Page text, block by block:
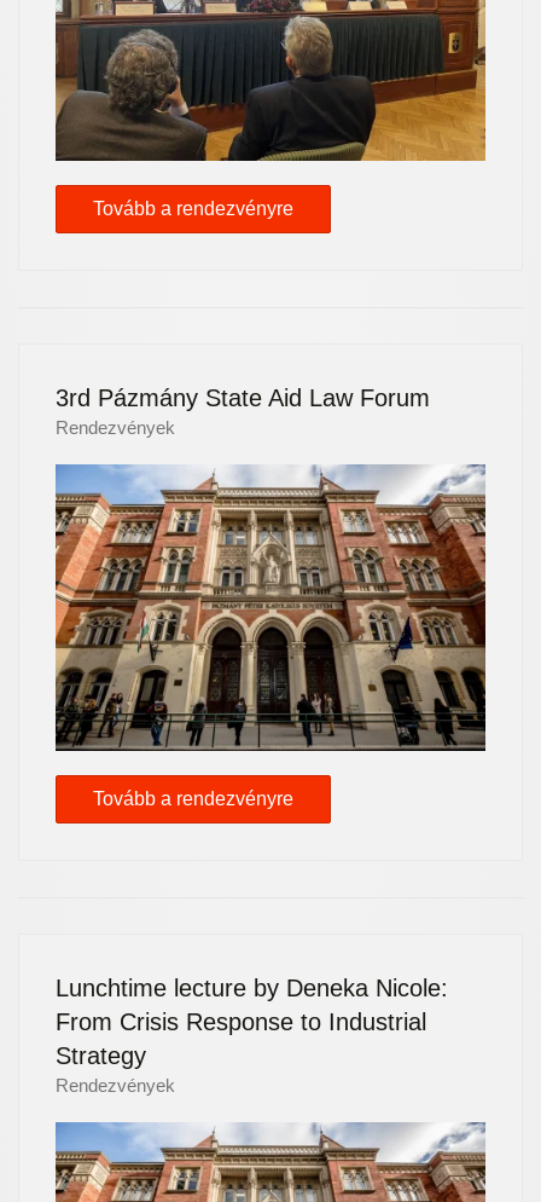
Tovább a rendezvényre
3rd Pázmány State Aid Law Forum
Rendezvények
Tovább a rendezvényre
Lunchtime lecture by Deneka Nicole:
From Crisis Response to Industrial
Strategy
Rendezvények